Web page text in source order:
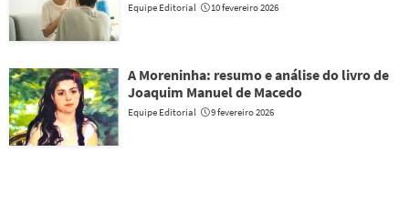
Equipe Editorial 10 fevereiro 2026
A Moreninha: resumo e análise do livro de
Joaquim Manuel de Macedo
Equipe Editorial 9 fevereiro 2026